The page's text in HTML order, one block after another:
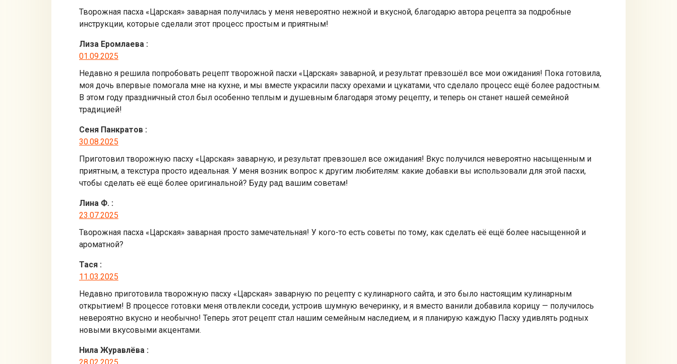
Творожная пасха «Царская» заварная получилась у меня невероятно нежной и вкусной, благодарю автора рецепта за подробные
инструкции, которые сделали этот процесс простым и приятным!
Лиза Еромлаева :
01.09.2025
Недавно я решила попробовать рецепт творожной пасхи «Царская» заварной, и результат превзошёл все мои ожидания! Пока готовила,
моя дочь впервые помогала мне на кухне, и мы вместе украсили пасху орехами и цукатами, что сделало процесс ещё более радостным.
В этом году праздничный стол был особенно теплым и душевным благодаря этому рецепту, и теперь он станет нашей семейной
традицией!
Сеня Панкратов :
30.08.2025
Приготовил творожную пасху «Царская» заварную, и результат превзошел все ожидания! Вкус получился невероятно насыщенным и
приятным, а текстура просто идеальная. У меня возник вопрос к другим любителям: какие добавки вы использовали для этой пасхи,
чтобы сделать её ещё более оригинальной? Буду рад вашим советам!
Лина Ф. :
23.07.2025
Творожная пасха «Царская» заварная просто замечательная! У кого-то есть советы по тому, как сделать её ещё более насыщенной и
ароматной?
Тася :
11.03.2025
Недавно приготовила творожную пасху «Царская» заварную по рецепту с кулинарного сайта, и это было настоящим кулинарным
открытием! В процессе готовки меня отвлекли соседи, устроив шумную вечеринку, и я вместо ванили добавила корицу — получилось
невероятно вкусно и необычно! Теперь этот рецепт стал нашим семейным наследием, и я планирую каждую Пасху удивлять родных
новыми вкусовыми акцентами.
Нила Журавлёва :
28.02.2025